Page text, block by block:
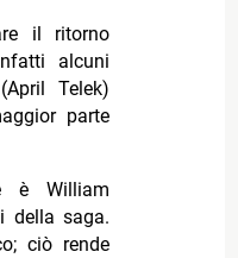
il ritorno
alcuni
Telek)
parte
è William
della saga.
ciò rende